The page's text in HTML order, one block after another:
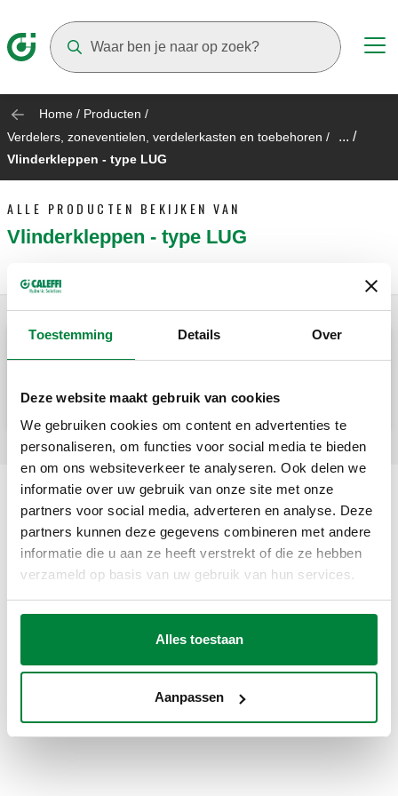
Toestemming Details Over
Deze website maakt gebruik van cookies
We gebruiken cookies om content en advertenties te
personaliseren, om functies voor social media te bieden
en om ons websiteverkeer te analyseren. Ook delen we
informatie over uw gebruik van onze site met onze
partners voor social media, adverteren en analyse. Deze
partners kunnen deze gegevens combineren met andere
informatie die u aan ze heeft verstrekt of die ze hebben
verzameld op basis van uw gebruik van hun services.
Alles toestaan
Aanpassen
Home / Producten /
Verdelers, zoneventielen, verdelerkasten en toebehoren / ... /
Vlinderkleppen - type LUG
ALLE PRODUCTEN BEKIJKEN VAN
Vlinderkleppen - type LUG